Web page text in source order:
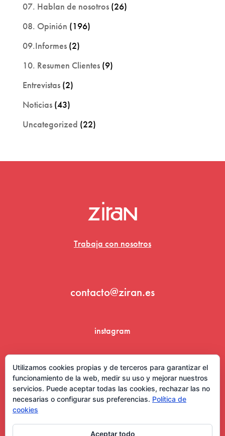
07. Hablan de nosotros(26)
08. Opinión (196)
09.Informes(2)
10. Resumen Clientes(9)
Entrevistas(2)
Noticias(43)
Uncategorized (22)
Trabaja con nosotros
contacto@ziran.es
instagram
Utilizamos cookies propias y de terceros para garantizar el
funcionamiento de la web, medir su uso y mejorar nuestros
servicios. Puede aceptar todas las cookies, rechazar las no
necesarias o configurar sus preferencias. Política de
cookies
Aceptar todo